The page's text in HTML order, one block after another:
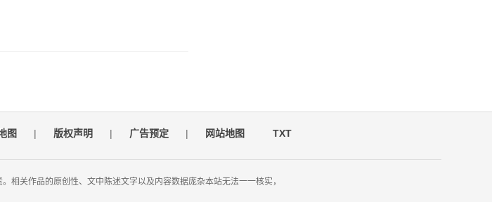
图 | 版权声明 | 广告预定 | 网站地图 TXT
相关作品的原创性、文中陈述文字以及内容数据庞杂本站无法一一核实，